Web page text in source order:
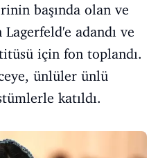
başında olan ve
Lagerfeld'e adandı ve
için fon toplandı.
ünlüler ünlü
katıldı.